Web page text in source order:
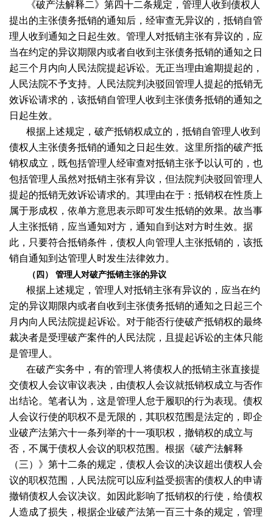
《破产法解释二》第四十二条规定，管理人收到债权人
提出的主张债务抵销的通知后，经审查无异议的，抵销自管
理人收到通知之日起生效。管理人对抵销主张有异议的，应
当在约定的异议期限内或者自收到主张债务抵销的通知之日
起三个月内向人民法院提起诉讼。无正当理由逾期提起的，
人民法院不予支持。人民法院判决驳回管理人提起的抵销无
效诉讼请求的，该抵销自管理人收到主张债务抵销的通知之
日起生效。
根据上述规定，破产抵销权成立的，抵销自管理人收到
债权人主张债务抵销的通知之日起生效。这里所指的破产抵
销权成立，既包括管理人经审查对抵销主张予以认可的，也
包括管理人虽然对抵销主张有异议，但法院判决驳回管理人
提起的抵销无效诉讼请求的。其理由在于：抵销权在性质上
属于形成权，依单方意思表示即可发生抵销的效果。故当事
人主张抵销，应当通知对方，通知自到达对方时生效。据
此，只要符合抵销条件，债权人向管理人主张抵销的，该抵
销自通知到达管理人时发生法律效力。
（四） 管理人对破产抵销主张的异议
根据上述规定，管理人对抵销主张有异议的，应当在约
定的异议期限内或者自收到主张债务抵销的通知之日起三个
月内向人民法院提起诉讼。对于能否行使破产抵销权的最终
裁决者是受理破产案件的人民法院，且提起诉讼的主体只能
是管理人。
在破产实务中，有的管理人将债权人的抵销主张直接提
交债权人会议审议表决，由债权人会议就抵销权成立与否作
出结论。笔者认为，这是管理人怠于履职的行为表现。债权
人会议行使的职权不是无限的，其职权范围是法定的，即企
业破产法第六十一条列举的十一项职权，撤销权的成立与
否，不属于债权人会议的职权范围。根据《破产法解释
（三）》第十二条的规定，债权人会议的决议超出债权人会
议的职权范围，人民法院可以应利益受损害的债权人的申请
撤销债权人会议决议。如因此影响了抵销权的行使，给债权
人造成了损失，根据企业破产法第一百三十条的规定，管理